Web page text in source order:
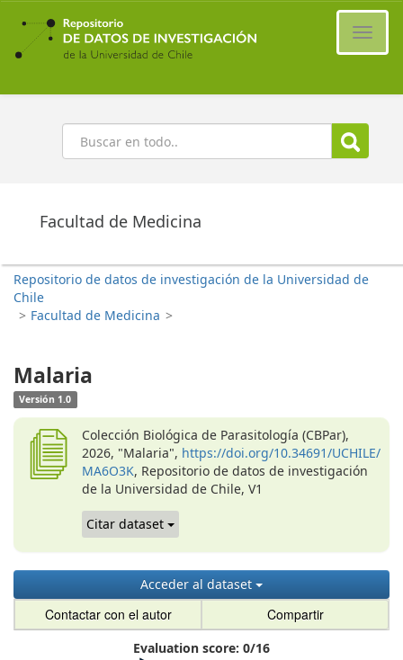
Ir
contenido
principal
Buscar
Facultad de Medicina
Repositorio de datos de investigación de la Universidad de
Chile
> Facultad de Medicina >
Malaria
Versión 1.0
Colección Biológica de Parasitología (CBPar),
2026, "Malaria", https://doi.org/10.34691/UCHILE/
MA6O3K, Repositorio de datos de investigación
de la Universidad de Chile, V1
Citar dataset
Acceder al dataset
Contactar con el autor Compartir
Evaluation score: 0/16